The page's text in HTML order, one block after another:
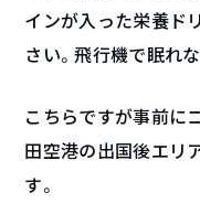
インが入った栄養ド
さい。飛行機で眠れ
こちらですが事前に
田空港の出国後エリ
す。